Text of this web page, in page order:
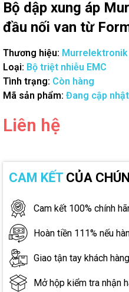
Bộ dập xung áp
đầu nối van từ
Thương hiệu: Murrelektronik
Loại: Bộ triệt nhiễu EMC
Tình trạng: Còn hàng
Mã sản phẩm: Đang cập nhật
Liên hệ
CAM KẾT CỦA
Cam kết 100% chính
Hoàn tiền 111% nếu
Giao tận tay khách hàng
Mở hộp kiểm tra nhận